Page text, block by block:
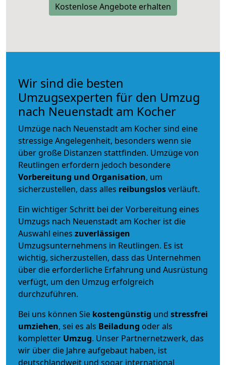
Kostenlose Angebote erhalten
Wir sind die besten
Umzugsexperten für den Umzug
nach Neuenstadt am Kocher
Umzüge nach Neuenstadt am Kocher sind eine
stressige Angelegenheit, besonders wenn sie
über große Distanzen stattfinden. Umzüge von
Reutlingen erfordern jedoch besondere
Vorbereitung und Organisation, um
sicherzustellen, dass alles reibungslosverläuft.
Ein wichtiger Schritt bei der Vorbereitung eines
Umzugs nach Neuenstadt am Kocher ist die
Auswahl eines zuverlässigen
Umzugsunternehmens in Reutlingen. Es ist
wichtig, sicherzustellen, dass das Unternehmen
über die erforderliche Erfahrung und Ausrüstung
verfügt, um den Umzug erfolgreich
durchzuführen.
Bei uns können Sie kostengünstig und stressfrei
umziehen, sei es als Beiladung oder als
kompletter Umzug. Unser Partnernetzwerk, das
wir über die Jahre aufgebaut haben, ist
deutschlandweit und sogar international